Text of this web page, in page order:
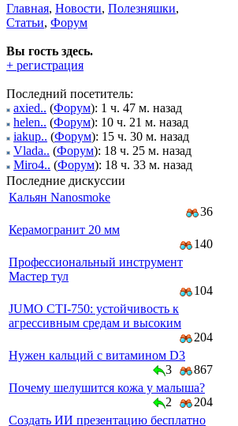
Главная, Новости, Полезняшки,
Статьи, Форум
Вы гость здесь.
+ регистрация
Последний посетитель:
axied.. (Форум): 1 ч. 47 м. назад
helen.. (Форум): 10 ч. 21 м. назад
iakup.. (Форум): 15 ч. 30 м. назад
Vlada.. (Форум): 18 ч. 25 м. назад
Miro4.. (Форум): 18 ч. 33 м. назад
Последние дискуссии
Кальян Nanosmoke
36
Керамогранит 20 мм
140
Профессиональный инструмент
Мастер тул
104
JUMO CTI-750: устойчивость к
агрессивным средам и высоким
204
Нужен кальций с витамином D3
3
867
Почему шелушится кожа у малыша?
2
204
Создать ИИ презентацию бесплатно